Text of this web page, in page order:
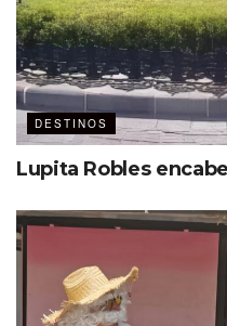
Hospedaje con
Este cautivante destino
de diferentes categorías,
para reuniones sociales y
DESTINOS
Lupita Robles